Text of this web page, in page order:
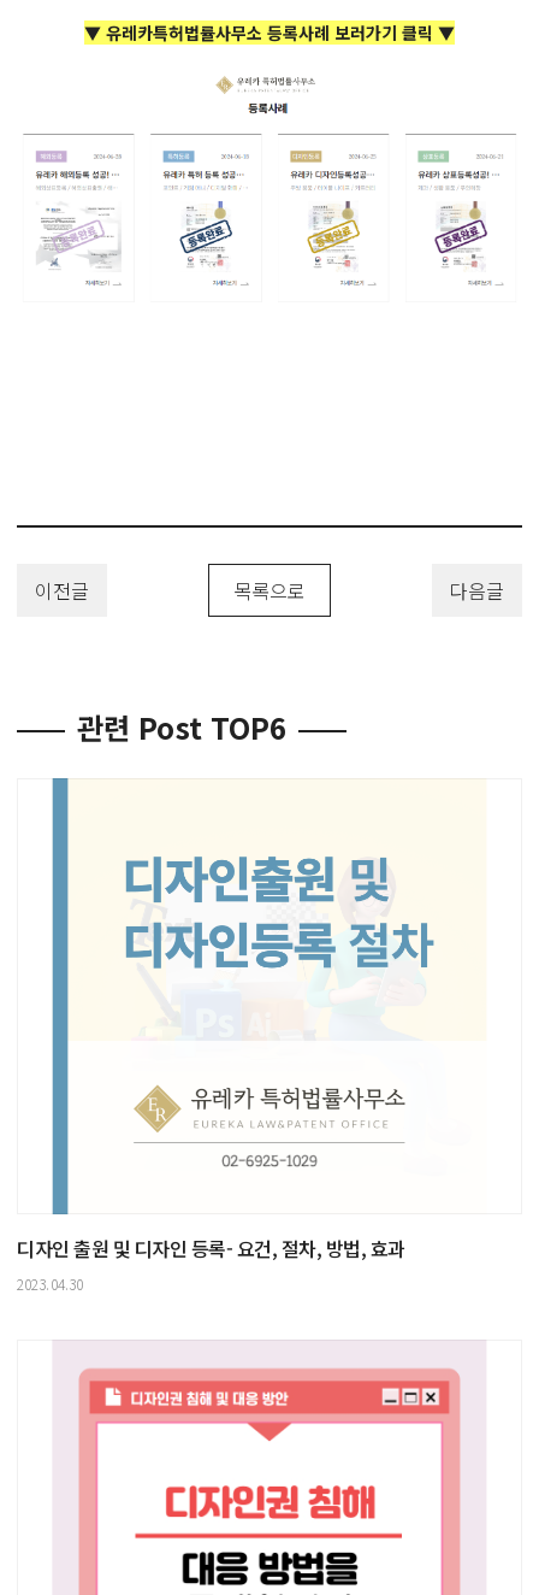
▼ 유레카특허법률사무소 등록사례 보러가기 클릭 ▼
이전글 목록으로 다음글
관련 Post TOP6
디자인 출원 및 디자인 등록- 요건, 절차, 방법, 효과
2023.04.30